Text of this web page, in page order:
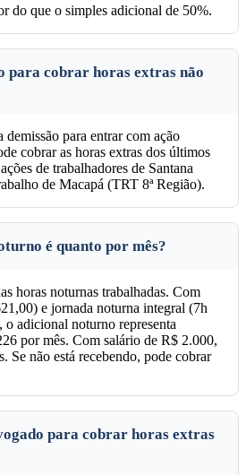
do que o simples adicional de 50%.
para cobrar horas extras não
demissão para entrar com ação
cobrar as horas extras dos últimos
de trabalhadores de Santana
de Macapá (TRT 8ª Região).
é quanto por mês?
horas noturnas trabalhadas. Com
e jornada noturna integral (7h
o adicional noturno representa
por mês. Com salário de R$ 2.000,
Se não está recebendo, pode cobrar
para cobrar horas extras